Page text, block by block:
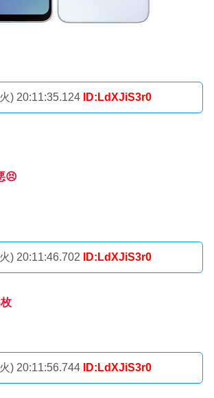
) 20:11:35.124 ID:LdXJiS3r0
😣
) 20:11:46.702 ID:LdXJiS3r0
) 20:11:56.744 ID:LdXJiS3r0